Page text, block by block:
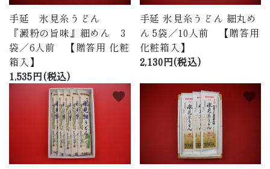
手延 氷見糸うどん
『澱粉の旨味』細めん 3
袋／6人前 【贈答用 化粧
箱入】
1,535円(税込)
手延 氷見糸うどん 細丸め
ん 5袋／10人前 【贈答用
化粧箱入】
2,130円(税込)
favorite favorite